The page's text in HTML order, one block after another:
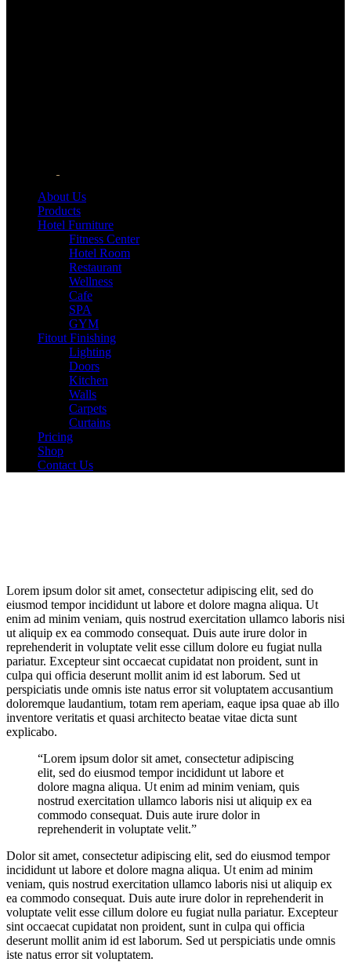
About Us
Products
Hotel Furniture
Fitness Center
Hotel Room
Restaurant
Wellness
Cafe
SPA
GYM
Fitout Finishing
Lighting
Doors
Kitchen
Walls
Carpets
Curtains
Pricing
Shop
Contact Us
Lorem ipsum dolor sit amet, consectetur adipiscing elit, sed do
eiusmod tempor incididunt ut labore et dolore magna aliqua. Ut
enim ad minim veniam, quis nostrud exercitation ullamco laboris nisi
ut aliquip ex ea commodo consequat. Duis aute irure dolor in
reprehenderit in voluptate velit esse cillum dolore eu fugiat nulla
pariatur. Excepteur sint occaecat cupidatat non proident, sunt in
culpa qui officia deserunt mollit anim id est laborum. Sed ut
perspiciatis unde omnis iste natus error sit voluptatem accusantium
doloremque laudantium, totam rem aperiam, eaque ipsa quae ab illo
inventore veritatis et quasi architecto beatae vitae dicta sunt
explicabo.
“Lorem ipsum dolor sit amet, consectetur adipiscing
elit, sed do eiusmod tempor incididunt ut labore et
dolore magna aliqua. Ut enim ad minim veniam, quis
nostrud exercitation ullamco laboris nisi ut aliquip ex ea
commodo consequat. Duis aute irure dolor in
reprehenderit in voluptate velit.”
Dolor sit amet, consectetur adipiscing elit, sed do eiusmod tempor
incididunt ut labore et dolore magna aliqua. Ut enim ad minim
veniam, quis nostrud exercitation ullamco laboris nisi ut aliquip ex
ea commodo consequat. Duis aute irure dolor in reprehenderit in
voluptate velit esse cillum dolore eu fugiat nulla pariatur. Excepteur
sint occaecat cupidatat non proident, sunt in culpa qui officia
deserunt mollit anim id est laborum. Sed ut perspiciatis unde omnis
iste natus error sit voluptatem.